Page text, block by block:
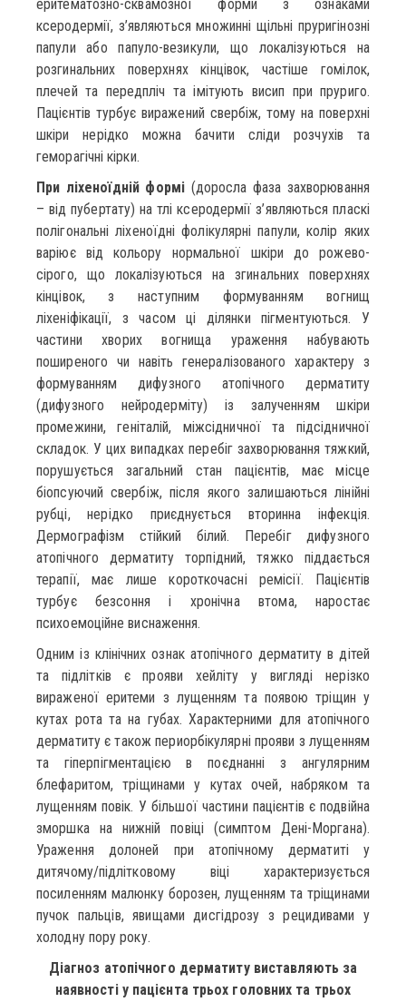
еритематозно-сквамозної форми з ознаками
ксеродермії, з’являються множинні щільні пруригінозні
папули або папуло-везикули, що локалізуються на
розгинальних поверхнях кінцівок, частіше гомілок,
плечей та передпліч та імітують висип при пруриго.
Пацієнтів турбує виражений свербіж, тому на поверхні
шкіри нерідко можна бачити сліди розчухів та
геморагічні кірки.
При ліхеноїдній формі(доросла фаза захворювання
– від пубертату) на тлі ксеродермії з’являються пласкі
полігональні ліхеноїдні фолікулярні папули, колір яких
варіює від кольору нормальної шкіри до рожево-
сірого, що локалізуються на згинальних поверхнях
кінцівок, з наступним формуванням вогнищ
ліхеніфікації, з часом ці ділянки пігментуються. У
частини хворих вогнища ураження набувають
поширеного чи навіть генералізованого характеру з
формуванням дифузного атопічного дерматиту
(дифузного нейродерміту) із залученням шкіри
промежини, геніталій, міжсідничної та підсідничної
складок. У цих випадках перебіг захворювання тяжкий,
порушується загальний стан пацієнтів, має місце
біопсуючий свербіж, після якого залишаються лінійні
рубці, нерідко приєднується вторинна інфекція.
Дермографізм стійкий білий. Перебіг дифузного
атопічного дерматиту торпідний, тяжко піддається
терапії, має лише короткочасні ремісії. Пацієнтів
турбує безсоння і хронічна втома, наростає
психоемоційне виснаження.
Одним із клінічних ознак атопічного дерматиту в дітей
та підлітків є прояви хейліту у вигляді нерізко
вираженої еритеми з лущенням та появою тріщин у
кутах рота та на губах. Характерними для атопічного
дерматиту є також периорбікулярні прояви з лущенням
та гіперпігментацією в поєднанні з ангулярним
блефаритом, тріщинами у кутах очей, набряком та
лущенням повік. У більшої частини пацієнтів є подвійна
зморшка на нижній повіці (симптом Дені-Моргана).
Ураження долоней при атопічному дерматиті у
дитячому/підлітковому віці характеризується
посиленням малюнку борозен, лущенням та тріщинами
пучок пальців, явищами дисгідрозу з рецидивами у
холодну пору року.
Діагноз атопічного дерматиту виставляють за
наявності у пацієнта трьох головних та трьох